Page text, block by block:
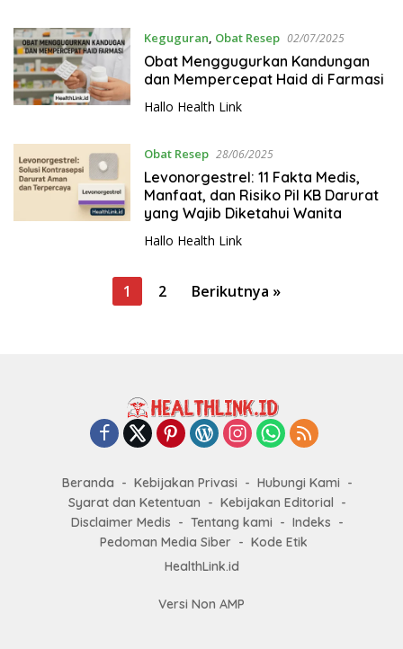
Keguguran, Obat Resep 02/07/2025
Obat Menggugurkan Kandungan
dan Mempercepat Haid di Farmasi
Hallo Health Link
Obat Resep 28/06/2025
Levonorgestrel: 11 Fakta Medis,
Manfaat, dan Risiko Pil KB Darurat
yang Wajib Diketahui Wanita
Hallo Health Link
1 2 Berikutnya »
Beranda Kebijakan Privasi
Hubungi Kami
Syarat dan Ketentuan
Kebijakan Editorial
Disclaimer Medis
Tentang kami
Indeks
Pedoman Media Siber
Kode Etik
HealthLink.id
Versi Non AMP